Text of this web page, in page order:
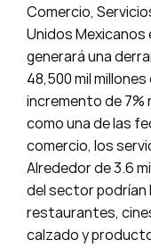
Comercio,
Unidos Mexicanos
generará una
48,500 mil
incremento de
como una de las
comercio, los
Alrededor de 3.6
del sector podrían
restaurantes,
calzado y